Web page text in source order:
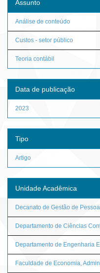
Assunto
Análise de conteúdo
Custos - setor público
Teoria contábil
Data de publicação
2023
Tipo
Artigo
Unidade Acadêmica
Decanato de Gestão de
Departamento de Ciências
Departamento de Engenharia
Faculdade de Economia,